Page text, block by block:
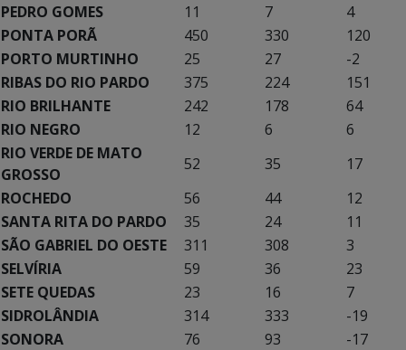
PEDRO GOMES
11 7
4
PONTA PORÃ
450 330
120
PORTO MURTINHO
25 27
-2
RIBAS DO RIO PARDO
375 224
151
RIO BRILHANTE
242 178
64
RIO NEGRO
12 6
6
RIO VERDE DE MATO
GROSSO
52 35
17
ROCHEDO
56 44
12
SANTA RITA DO PARDO
35 24
11
SÃO GABRIEL DO OESTE
311 308
3
SELVÍRIA
59 36
23
SETE QUEDAS
23 16
7
SIDROLÂNDIA
314 333
-19
SONORA
76 93
-17